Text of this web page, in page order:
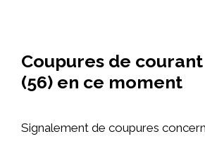
Coupures de
(56) en ce moment
Signalement de coupures